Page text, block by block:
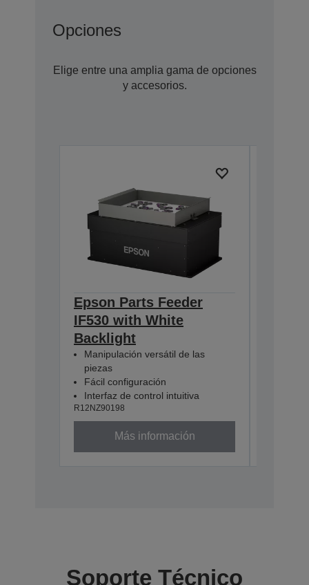
Opciones
Elige entre una amplia gama de opciones
y accesorios.
Epson Parts Feeder
IF530 with White
Backlight
Manipulación versátil de las
piezas
Fácil configuración
Interfaz de control intuitiva
R12NZ90198
Más información
Soporte Técnico